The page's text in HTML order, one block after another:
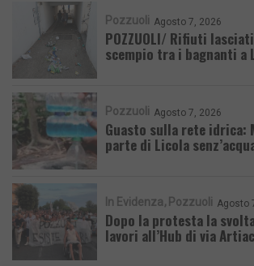
Pozzuoli Agosto 7, 2026
POZZUOLI/ Rifiuti
scempio tra i bagnanti a
Pozzuoli Agosto 7, 2026
Guasto sulla rete idrica:
parte di Licola
In Evidenza Pozzuoli Agosto
Dopo la protesta la
lavori all’Hub di via